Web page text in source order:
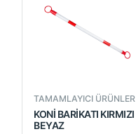
TAMAMLAYICI ÜRÜNLER
KONİ BARİKATI KIRMIZI
BEYAZ